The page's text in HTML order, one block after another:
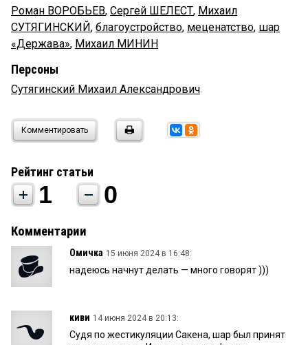
Роман ВОРОБЬЕВ, Сергей ШЕЛЕСТ, Михаил
СУТЯГИНСКИЙ, благоустройство, меценатство, шар
«Держава», Михаил МИНИН
Персоны
Сутягинский Михаил Александрович
Комментировать
Рейтинг статьи
1 0
Комментарии
Омичка 15 июня 2024 в 16:48:
надеюсь начнут делать — много говорят )))
киви 14 июня 2024 в 20:13:
Судя по жестикуляции Сакена, шар был принят